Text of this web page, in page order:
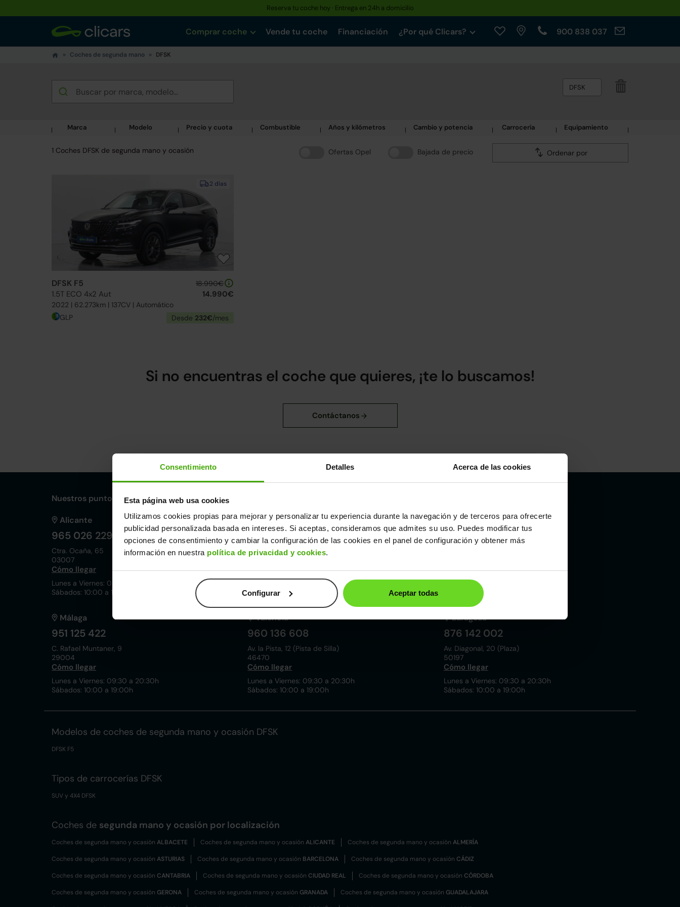
Consentimiento Detalles Acerca de las cookies
Esta página web usa cookies
Utilizamos cookies propias para mejorar y personalizar tu experiencia durante la navegación y de terceros para ofrecerte
publicidad personalizada basada en intereses. Si aceptas, consideramos que admites su uso. Puedes modificar tus
opciones de consentimiento y cambiar la configuración de las cookies en el panel de configuración y obtener más
información en nuestra política de privacidad y cookies.
Configurar Aceptar todas
Reserva tu coche hoy · Entrega en 24h a domicilio
Comprar coche Vende tu coche Financiación ¿Por qué Clicars? 900 838 037
Coches de segunda mano DFSK
DFSK
Marca Modelo Precio y cuota Combustible Años y kilómetros Cambio y potencia Carrocería Equipamiento
Ofertas Opel Bajada de precio Ordenar por
1 Coches DFSK de segunda mano y ocasión
2 días
DFSK F5
1.5T ECO 4x2 Aut
2022 | 62.273km | 137CV | Automático
18.990€
14.990€
GLP Desde 232€/mes
Si no encuentras el coche que quieres, ¡te lo buscamos!
Nuestros puntos de venta Clicars:
Alicante
965 026 229
Ctra. Ocaña, 65
03007
Cómo llegar
Lunes a Viernes: 09:30 a 20:30h
Sábados: 10:00 a 19:00h
Córdoba
857 881 521
Pol. ind. las Quemadas. Esteban Cabrera, 5
14014
Cómo llegar
Lunes a Viernes: 09:30 a 20:30h
Sábados: 10:00 a 19:00h
Madrid
919 015 000
Cómo llegar
Lunes a Viernes: 09:00 a 20:30h
Sábados y Domingos: 10:00 a 19:00h
Málaga
951 125 422
C. Rafael Muntaner, 9
29004
Cómo llegar
Lunes a Viernes: 09:30 a 20:30h
Sábados: 10:00 a 19:00h
Valencia
960 136 608
Av. la Pista, 12 (Pista de Silla)
46470
Cómo llegar
Lunes a Viernes: 09:30 a 20:30h
Sábados: 10:00 a 19:00h
Zaragoza
876 142 002
Av. Diagonal, 20 (Plaza)
50197
Cómo llegar
Lunes a Viernes: 09:30 a 20:30h
Sábados: 10:00 a 19:00h
Modelos de coches de segunda mano y ocasión DFSK
DFSK F5
Tipos de carrocerías DFSK
SUV y 4X4 DFSK
Coches de segunda mano y ocasión por localización
Coches de segunda mano y ocasión ALBACETE Coches de segunda mano y ocasión ALICANTE Coches de segunda mano y ocasión ALMERÍA
Coches de segunda mano y ocasión ASTURIAS Coches de segunda mano y ocasión BARCELONA Coches de segunda mano y ocasión CÁDIZ
Coches de segunda mano y ocasión CANTABRIA Coches de segunda mano y ocasión CIUDAD REAL Coches de segunda mano y ocasión CÓRDOBA
Coches de segunda mano y ocasión GERONA Coches de segunda mano y ocasión GRANADA Coches de segunda mano y ocasión GUADALAJARA